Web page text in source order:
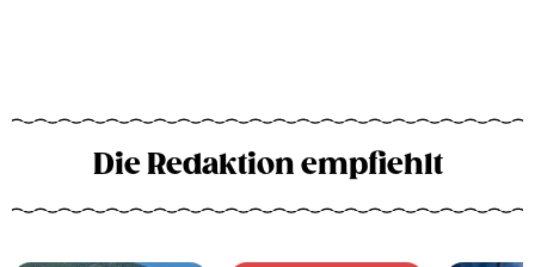
Die Redaktion empfiehlt